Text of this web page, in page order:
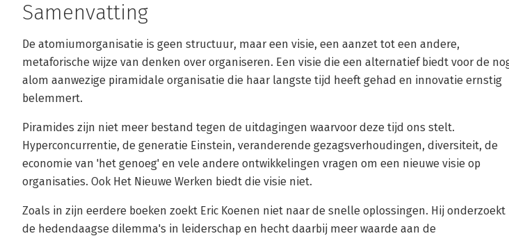
Samenvatting
De atomiumorganisatie is geen structuur, maar een visie, een aanzet tot een andere,
metaforische wijze van denken over organiseren. Een visie die een alternatief biedt voor de
alom aanwezige piramidale organisatie die haar langste tijd heeft gehad en innovatie ernstig
belemmert.
Piramides zijn niet meer bestand tegen de uitdagingen waarvoor deze tijd ons stelt.
Hyperconcurrentie, de generatie Einstein, veranderende gezagsverhoudingen, diversiteit, de
economie van 'het genoeg' en vele andere ontwikkelingen vragen om een nieuwe visie op
organisaties. Ook Het Nieuwe Werken biedt die visie niet.
Zoals in zijn eerdere boeken zoekt Eric Koenen niet naar de snelle oplossingen. Hij onderzoekt
de hedendaagse dilemma's in leiderschap en hecht daarbij meer waarde aan de